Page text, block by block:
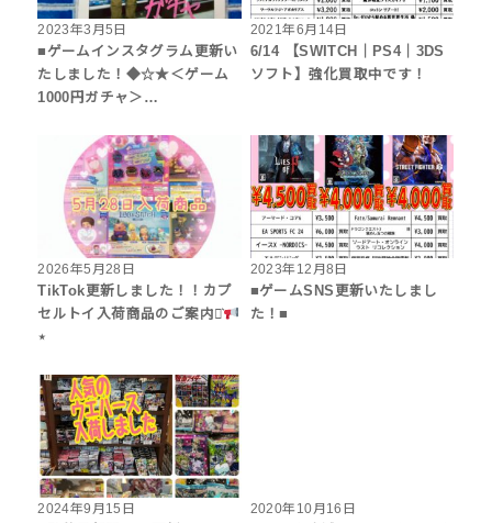
2023年3月5日
■ゲームインスタグラム更新い
たしました！◆☆★＜ゲーム
1000円ガチャ＞…
2021年6月14日
6/14 【SWITCH｜PS4｜3DS
ソフト】強化買取中です！
2026年5月28日
TikTok更新しました！！カプ
セルトイ入荷商品のご案内⋆͛
⋆
2023年12月8日
■ゲームSNS更新いたしまし
た！■
2024年9月15日
2020年10月16日